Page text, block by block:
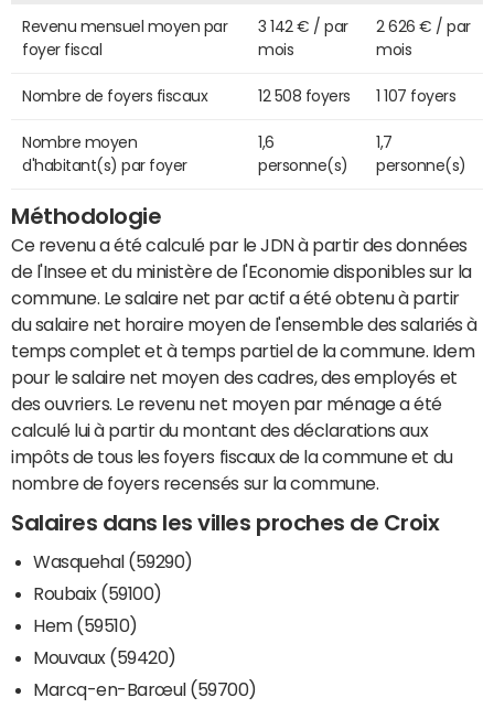
Revenu mensuel moyen par
foyer fiscal
3 142 € / par
mois
2 626 € / par
mois
Nombre de foyers fiscaux 12 508 foyers 1 107 foyers
Nombre moyen
d'habitant(s) par foyer
1,6
personne(s)
1,7
personne(s)
Méthodologie
Ce revenu a été calculé par le JDN à partir des données
de l'Insee et du ministère de l'Economie disponibles sur la
commune. Le salaire net par actif a été obtenu à partir
du salaire net horaire moyen de l'ensemble des salariés à
temps complet et à temps partiel de la commune. Idem
pour le salaire net moyen des cadres, des employés et
des ouvriers. Le revenu net moyen par ménage a été
calculé lui à partir du montant des déclarations aux
impôts de tous les foyers fiscaux de la commune et du
nombre de foyers recensés sur la commune.
Salaires dans les villes proches de Croix
Wasquehal (59290)
Roubaix (59100)
Hem (59510)
Mouvaux (59420)
Marcq-en-Barœul (59700)